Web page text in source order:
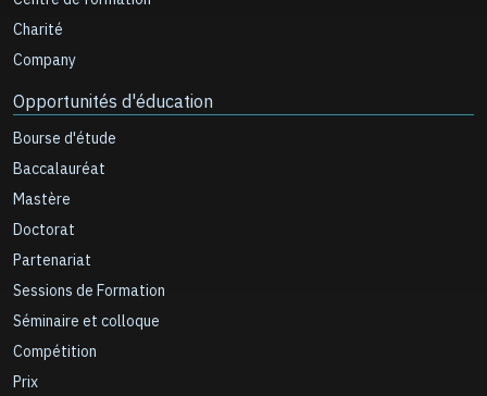
Charité
Company
Opportunités d'éducation
Bourse d'étude
Baccalauréat
Mastère
Doctorat
Partenariat
Sessions de Formation
Séminaire et colloque
Compétition
Prix